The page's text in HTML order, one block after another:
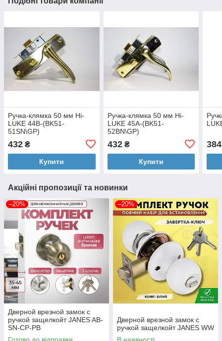
Ручка-клямка 50 мм Hi-
LUKE 44B-(BK51-
51SN\GP)
432 ₴
Купити
Ручка-клямка 50 мм Hi-
LUKE 45A-(BK51-
52BN\GP)
432₴
Купити
384
Акційні пропозиції та новинки
–20%
Дверной врезной замок с
ручкой защелкойт JANES AB-
SN-CP-PB
–20%
Дверной врезной замок с
ручкой защелкойт JANES WW